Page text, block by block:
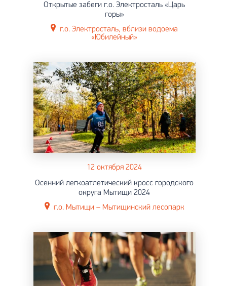
Открытые забеги г.о. Электросталь «Царь
горы»
г.о. Электросталь, вблизи водоема
«Юбилейный»
12 октября 2024
Осенний легкоатлетический кросс городского
округа Мытищи 2024
г.о. Мытищи – Мытищинский лесопарк